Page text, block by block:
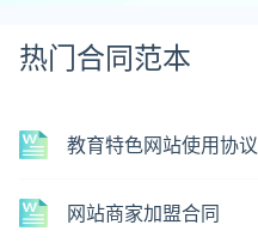
热门合同范本
教育特色网站使用协议
网站商家加盟合同